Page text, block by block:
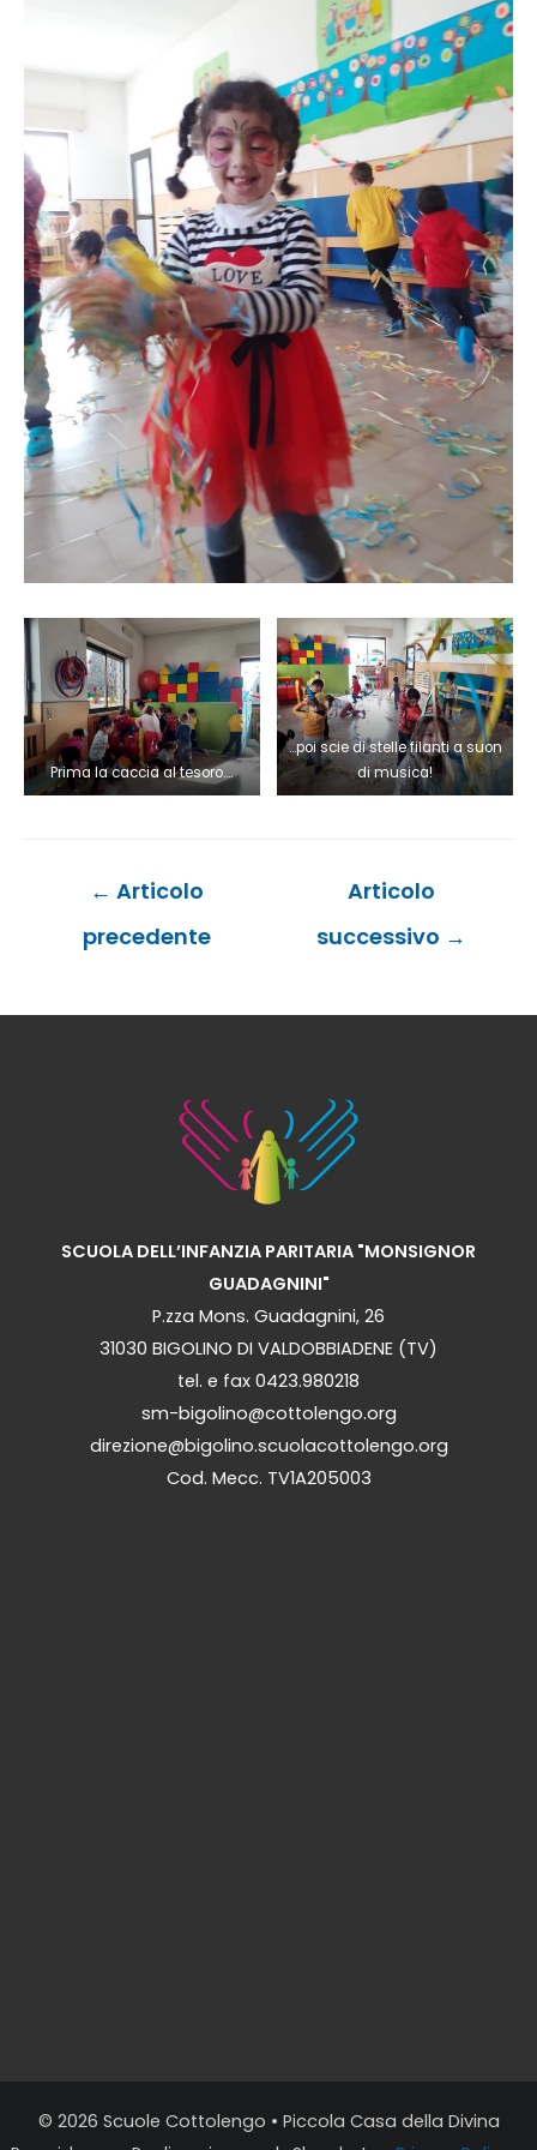
Prima la caccia al tesoro….
…poi scie di stelle filanti a suon
di musica!
Navigazione
← Articolo
precedente
Articolo
successivo →
SCUOLA DELL’INFANZIA PARITARIA "MONSIGNOR
GUADAGNINI"
P.zza Mons. Guadagnini, 26
31030 BIGOLINO DI VALDOBBIADENE (TV)
tel. e fax 0423.980218
sm-bigolino@cottolengo.org
direzione@bigolino.scuolacottolengo.org
Cod. Mecc. TV1A205003
© 2026 Scuole Cottolengo • Piccola Casa della Divina